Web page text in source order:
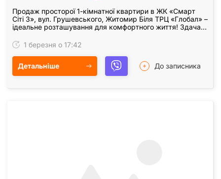
Продаж просторої 1-кімнатної квартири в ЖК «Смарт
Сіті 3», вул. Грушевського, Житомир Біля ТРЦ «Глобал» –
ідеальне розташування для комфортного життя! Здача –
1 березня о 17:42
Детальніше До записника